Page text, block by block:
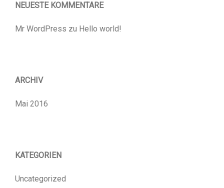
NEUESTE KOMMENTARE
Mr WordPress zu Hello world!
ARCHIV
Mai 2016
KATEGORIEN
Uncategorized